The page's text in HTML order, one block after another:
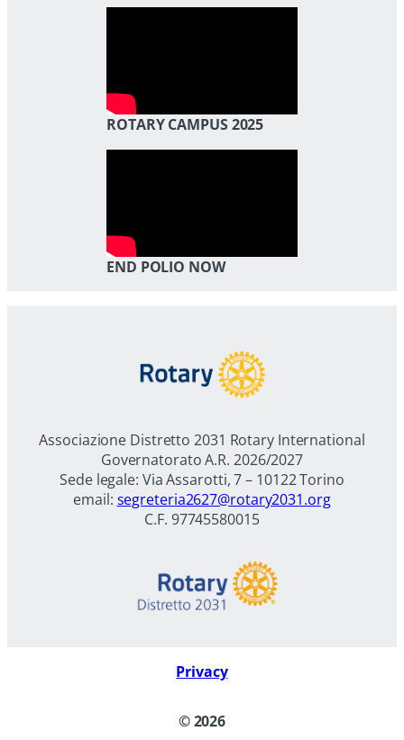
ROTARY CAMPUS 2025
END POLIO NOW
Associazione Distretto 2031 Rotary International
Governatorato A.R. 2026/2027
Sede legale: Via Assarotti, 7 – 10122 Torino
email: segreteria2627@rotary2031.org
C.F. 97745580015
Privacy
©2026